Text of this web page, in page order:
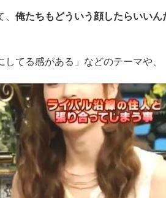
俺たちもどういう顔したらいいん
てる感がある」などのテーマや、